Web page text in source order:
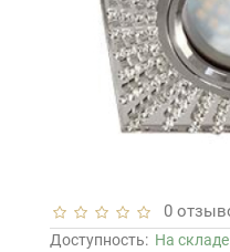
0
Доступность: На складе